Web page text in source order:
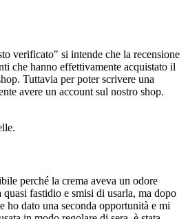
verificato" si intende che la recensione
che hanno effettivamente acquistato il
Tuttavia per poter scrivere una
avere un account sul nostro shop.
perché la crema aveva un odore
fastidio e smisi di usarla, ma dopo
ho dato una seconda opportunità e mi